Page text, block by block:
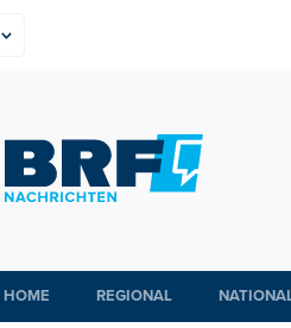
HOME REGIONAL